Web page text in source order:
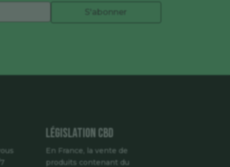
S'abonner
Législation CBD
En France, la vente de
produits contenant du